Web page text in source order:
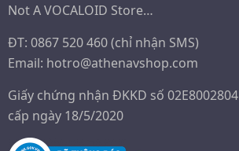
Not A VOCALOID Store…
ĐT: 0867 520 460 (chỉ nhận SMS)
Email: hotro@athenavshop.com
Giấy chứng nhận ĐKKD số 02E8002804
cấp ngày 18/5/2020